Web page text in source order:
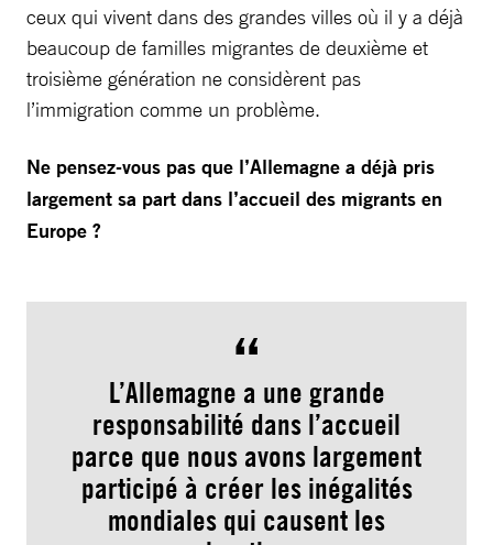
ceux qui vivent dans des grandes villes où il y a déjà
beaucoup de familles migrantes de deuxième et
troisième génération ne considèrent pas
l’immigration comme un problème.
Ne pensez-vous pas que l’Allemagne a déjà pris
largement sa part dans l’accueil des migrants en
Europe ?
L’Allemagne a une grande
responsabilité dans l’accueil
parce que nous avons largement
participé à créer les inégalités
mondiales qui causent les